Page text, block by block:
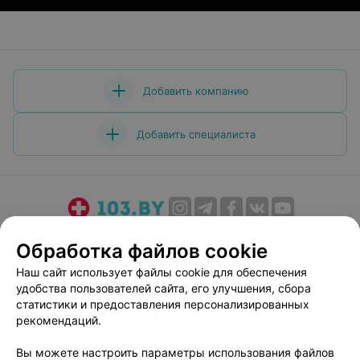
Добавить компанию
Добавить специалиста
Медицинский маркетинг
Публичный договор
Пользовательское соглашение
Способы оплаты
Вакансии
Партнеры
Написать руководителю 103.by
Обработка файлов cookie
Наш сайт использует файлы cookie для обеспечения
удобства пользователей сайта, его улучшения, сбора
статистики и предоставления персонализированных
рекомендаций.
Вы можете настроить параметры использования файлов